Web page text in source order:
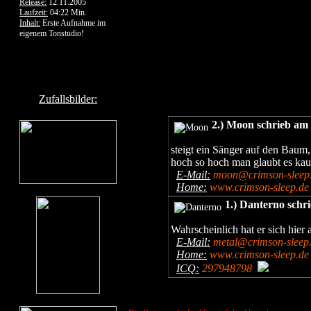
Release: 12.11.2005
Laufzeit: 04:22 Min.
Inhalt: Erste Aufnahme im
eigenem Tonstudio!
Zufallsbilder:
2.) Moon schrieb
steigt ein Sänger auf den Baum,
hoch so hoch man glaubt es
E-Mail: moon@crimson-
Home: www.crimson-sleep.de
1.) Danterno
Wahrscheinlich hat er sich hier
E-Mail: metal@crimson-
Home: www.crimson-sleep.de
ICQ: 297948798